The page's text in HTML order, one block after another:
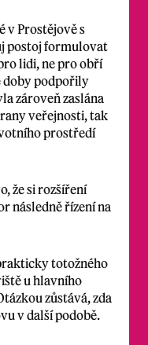
v Prostějově s
postoj formulovat
lidi, ne pro obří
doby podpořily
zároveň zaslána
veřejnosti, tak
prostředí
že si rozšíření
následně řízení na
totožného
u hlavního
zůstává, zda
v další podobě.